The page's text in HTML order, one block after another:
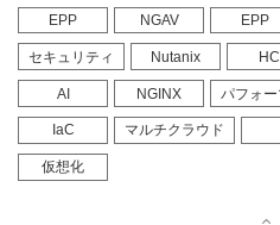
EPP NGAV EPP
セキュリティ Nutanix
AI NGINX パフォー
IaC マルチクラウド
仮想化